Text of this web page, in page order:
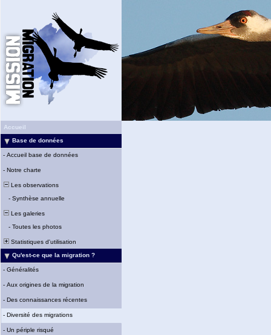
Accueil
Base de données
- Accueil base de données
- Notre charte
Les observations
- Synthèse annuelle
Les galeries
- Toutes les photos
Statistiques d'utilisation
Qu'est-ce que la migration ?
- Généralités
- Aux origines de la migration
- Des connaissances récentes
- Diversité des migrations
- Un périple risqué